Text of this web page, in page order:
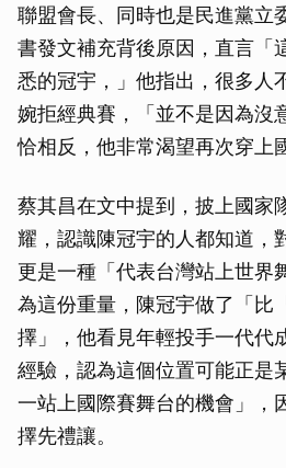
聯盟會長、同時也是民進黨立
書發文補充背後原因，直言「
悉的冠宇，」他指出，很多人
婉拒經典賽，「並不是因為沒
恰相反，他非常渴望再次穿上
蔡其昌在文中提到，披上國家
耀，認識陳冠宇的人都知道，
更是一種「代表台灣站上世界
為這份重量，陳冠宇做了「比
擇」，他看見年輕投手一代代
經驗，認為這個位置可能正是
一站上國際賽舞台的機會」，
擇先禮讓。